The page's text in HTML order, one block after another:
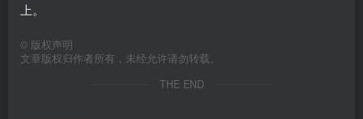
上。
© 版权声明
文章版权归作者所有，未经允许请勿转载。
THE END